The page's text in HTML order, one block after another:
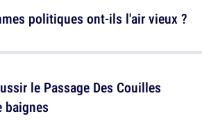
le Passage Des Couilles
baignes
politiques ont-ils l'air vieux ?